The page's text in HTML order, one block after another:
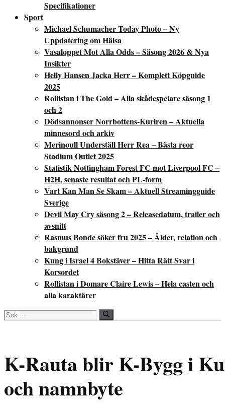
Specifikationer
Sport
Michael Schumacher Today Photo – Ny
Uppdatering om Hälsa
Vasaloppet Mot Alla Odds – Säsong 2026 & Nya
Insikter
Helly Hansen Jacka Herr – Komplett Köpguide
2025
Rollistan i The Gold – Alla skådespelare säsong 1
och 2
Dödsannonser Norrbottens-Kuriren – Aktuella
minnesord och arkiv
Merinoull Underställ Herr Rea – Bästa reor
Stadium Outlet 2025
Statistik Nottingham Forest FC mot Liverpool FC –
H2H, senaste resultat och PL-form
Vart Kan Man Se Skam – Aktuell Streamingguide
Sverige
Devil May Cry säsong 2 – Releasedatum, trailer och
avsnitt
Rasmus Bonde söker fru 2025 – Ålder, relation och
bakgrund
Kung i Israel 4 Bokstäver – Hitta Rätt Svar i
Korsordet
Rollistan i Domare Claire Lewis – Hela casten och
alla karaktärer
Sök
efter:
K-Rauta blir K-Bygg i
och namnbyte